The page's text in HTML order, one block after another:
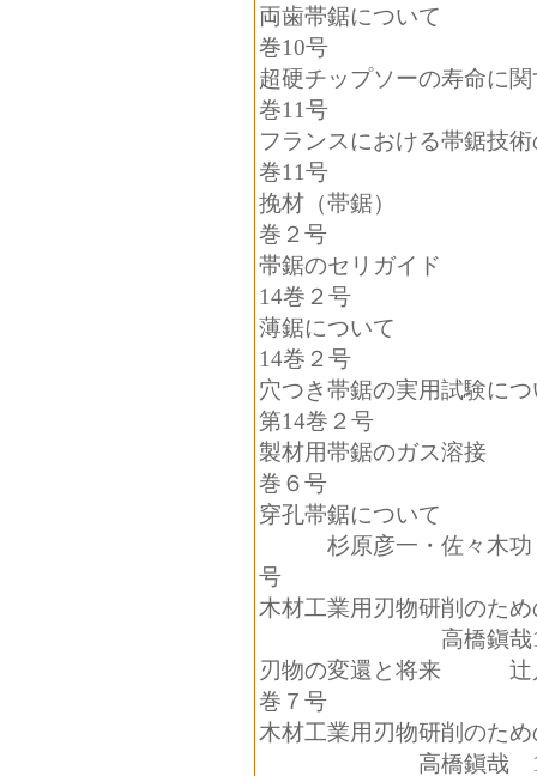
両歯帯鋸につ
巻10号
超硬チップソーの寿命
巻11号
フランスにおける帯
巻11号
挽材（帯鋸
巻２号
帯鋸のセリガイ
14巻２号
薄鋸について
14巻２号
穴つき帯鋸の実用試験に
第14巻２号
製材用帯鋸の
巻６号
穿孔帯鋸について
杉原彦一・佐々木功
号
木材工業用刃物研削のた
高橋鎭哉
刃物の変還と将
巻７号
木材工業用刃物研削のた
高橋鎭哉